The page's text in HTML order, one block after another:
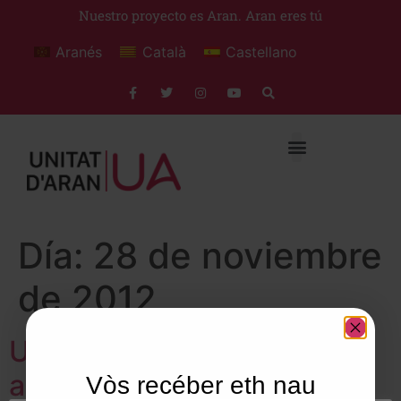
Nuestro proyecto es Aran. Aran eres tú
Aranés Català Castellano
Día: 28 de noviembre
de 2012
Unitat d’Aran dóna suport
als treballadors dels
Vòs recéber eth nau